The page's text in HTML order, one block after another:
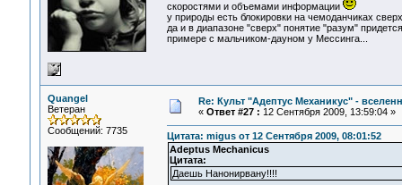
скоростями и объемами информации
у природы есть блокировки на чемоданчиках
да и в диапазоне "сверх" понятие "разум"
примере с мальчиком-дауном у Мессинга...
Quangel
Ветеран
Сообщений: 7735
Re: Культ "Адептус Механикус" -
« Ответ #27 : 12 Сентября 2009, 13:59:04 »
Цитата: migus от 12 Сентября 2009, 08:01:52
Adeptus Mechanicus
Цитата:
Даешь Нанонирвану!!!!